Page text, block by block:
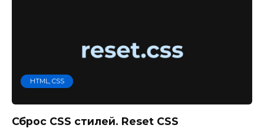
HTML, CSS
Сброс CSS стилей. Reset CSS